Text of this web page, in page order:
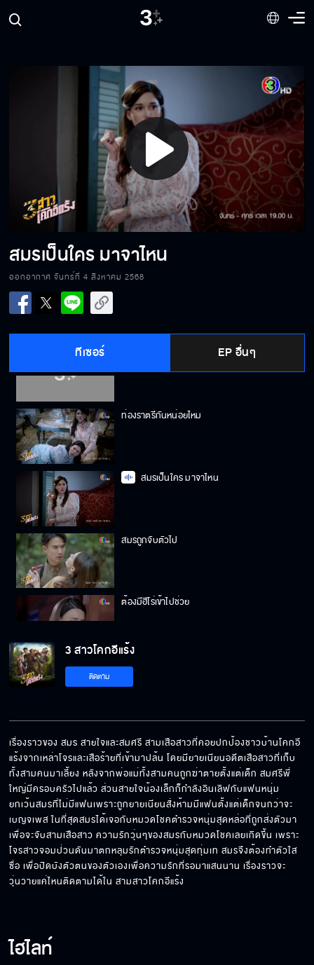
Play
Video
สมรเป็นใคร มาจาไหน
ออกอากาศ จันทร์ที่ 4 สิงหาคม 2568
ทีเซอร์ EP อื่นๆ
เสียงคุ้นๆนะ
แกไม่รอดแน่
สมรมาเพื่อหลอกผู้หมวด
อย่ายุ่งสามเสือสาวเป็นอันขาด
ท่องราตรีกันหน่อยไหม
สมรเป็นใคร มาจาไหน
สมรถูกจับตัวไป
ต้องมีฮีโร่เข้าไปช่วย
พี่รู้สึกร้อนๆ
เธอมีความลับอะไรกันแน่
นอนด้วยได้ไหม
3 สาวโคกอีแร้ง
ติดตาม
เรื่องราวของ สมร สายใจและสมศรี สามเสือสาวที่คอยปกป้องชาวบ้านโคกอี
แร้งจากเหล่าโจรและเสือร้ายที่เข้ามาปล้น โดยมียายเนียนอดีตเสือสาวที่เก็บ
ทั้งสามคนมาเลี้ยง หลังจากพ่อแม่ทั้งสามคนถูกฆ่าตายตั้งแต่เด็ก สมศรีพี่
ใหญ่มีครอบครัวไปแล้ว ส่วนสายใจน้องเล็กก็กำลังอินเลิฟกับแฟนหนุ่ม
ยกเว้นสมรที่ไม่มีแฟนเพราะถูกยายเนียนสั่งห้ามมีแฟนตั้งแต่เด็กจนกว่าจะ
เบญจเพส ในที่สุดสมรได้เจอกับหมวดโชคตำรวจหนุ่มสุดหล่อที่ถูกส่งตัวมา
เพื่อจะจับสามเสือสาว ความรักวุ่นๆของสมรกับหมวดโชคเลยเกิดขึ้น เพราะ
โจรสาวจอมป่วนดันมาตกหลุมรักตำรวจหนุ่มสุดทุ่มเท สมรจึงต้องทำตัวใส
ซื่อ เพื่อปิดบังตัวตนของตัวเองเพื่อความรักที่รอมาแสนนาน เรื่องราวจะ
วุ่นวายแค่ไหนติดตามได้ใน สามสาวโคกอีแร้ง
ไฮไลท์